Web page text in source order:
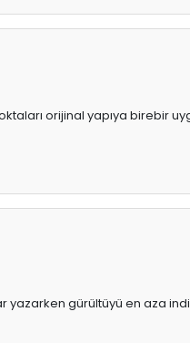
orijinal yapıya birebir
yazarken gürültüyü en aza